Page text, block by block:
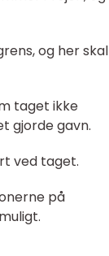
og her skal
taget ikke
gjorde gavn.
ved taget.
på